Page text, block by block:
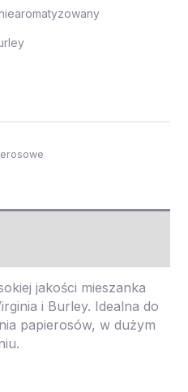
jakości mieszanka
i Burley. Idealna do
papierosów, w dużym